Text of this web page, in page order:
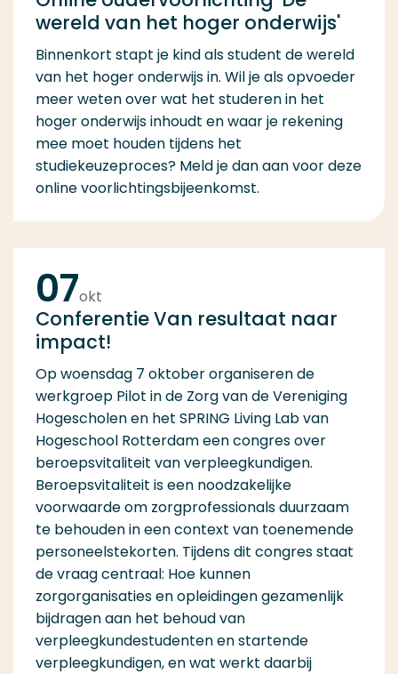
wereld van het hoger onderwijs'
Binnenkort stapt je kind als student de wereld
van het hoger onderwijs in. Wil je als opvoeder
meer weten over wat het studeren in het
hoger onderwijs inhoudt en waar je rekening
mee moet houden tijdens het
studiekeuzeproces? Meld je dan aan voor deze
online voorlichtingsbijeenkomst.
Conferentie Van resultaat naar
impact!
Op woensdag 7 oktober organiseren de
werkgroep Pilot in de Zorg van de Vereniging
Hogescholen en het SPRING Living Lab van
Hogeschool Rotterdam een congres over
beroepsvitaliteit van verpleegkundigen.
Beroepsvitaliteit is een noodzakelijke
voorwaarde om zorgprofessionals duurzaam
te behouden in een context van toenemende
personeelstekorten. Tijdens dit congres staat
de vraag centraal: Hoe kunnen
zorgorganisaties en opleidingen gezamenlijk
bijdragen aan het behoud van
verpleegkundestudenten en startende
verpleegkundigen, en wat werkt daarbij
07okt